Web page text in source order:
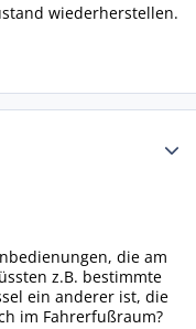
wiederherstellen.
die am
z.B. bestimmte
ein anderer ist, die
im Fahrerfußraum?